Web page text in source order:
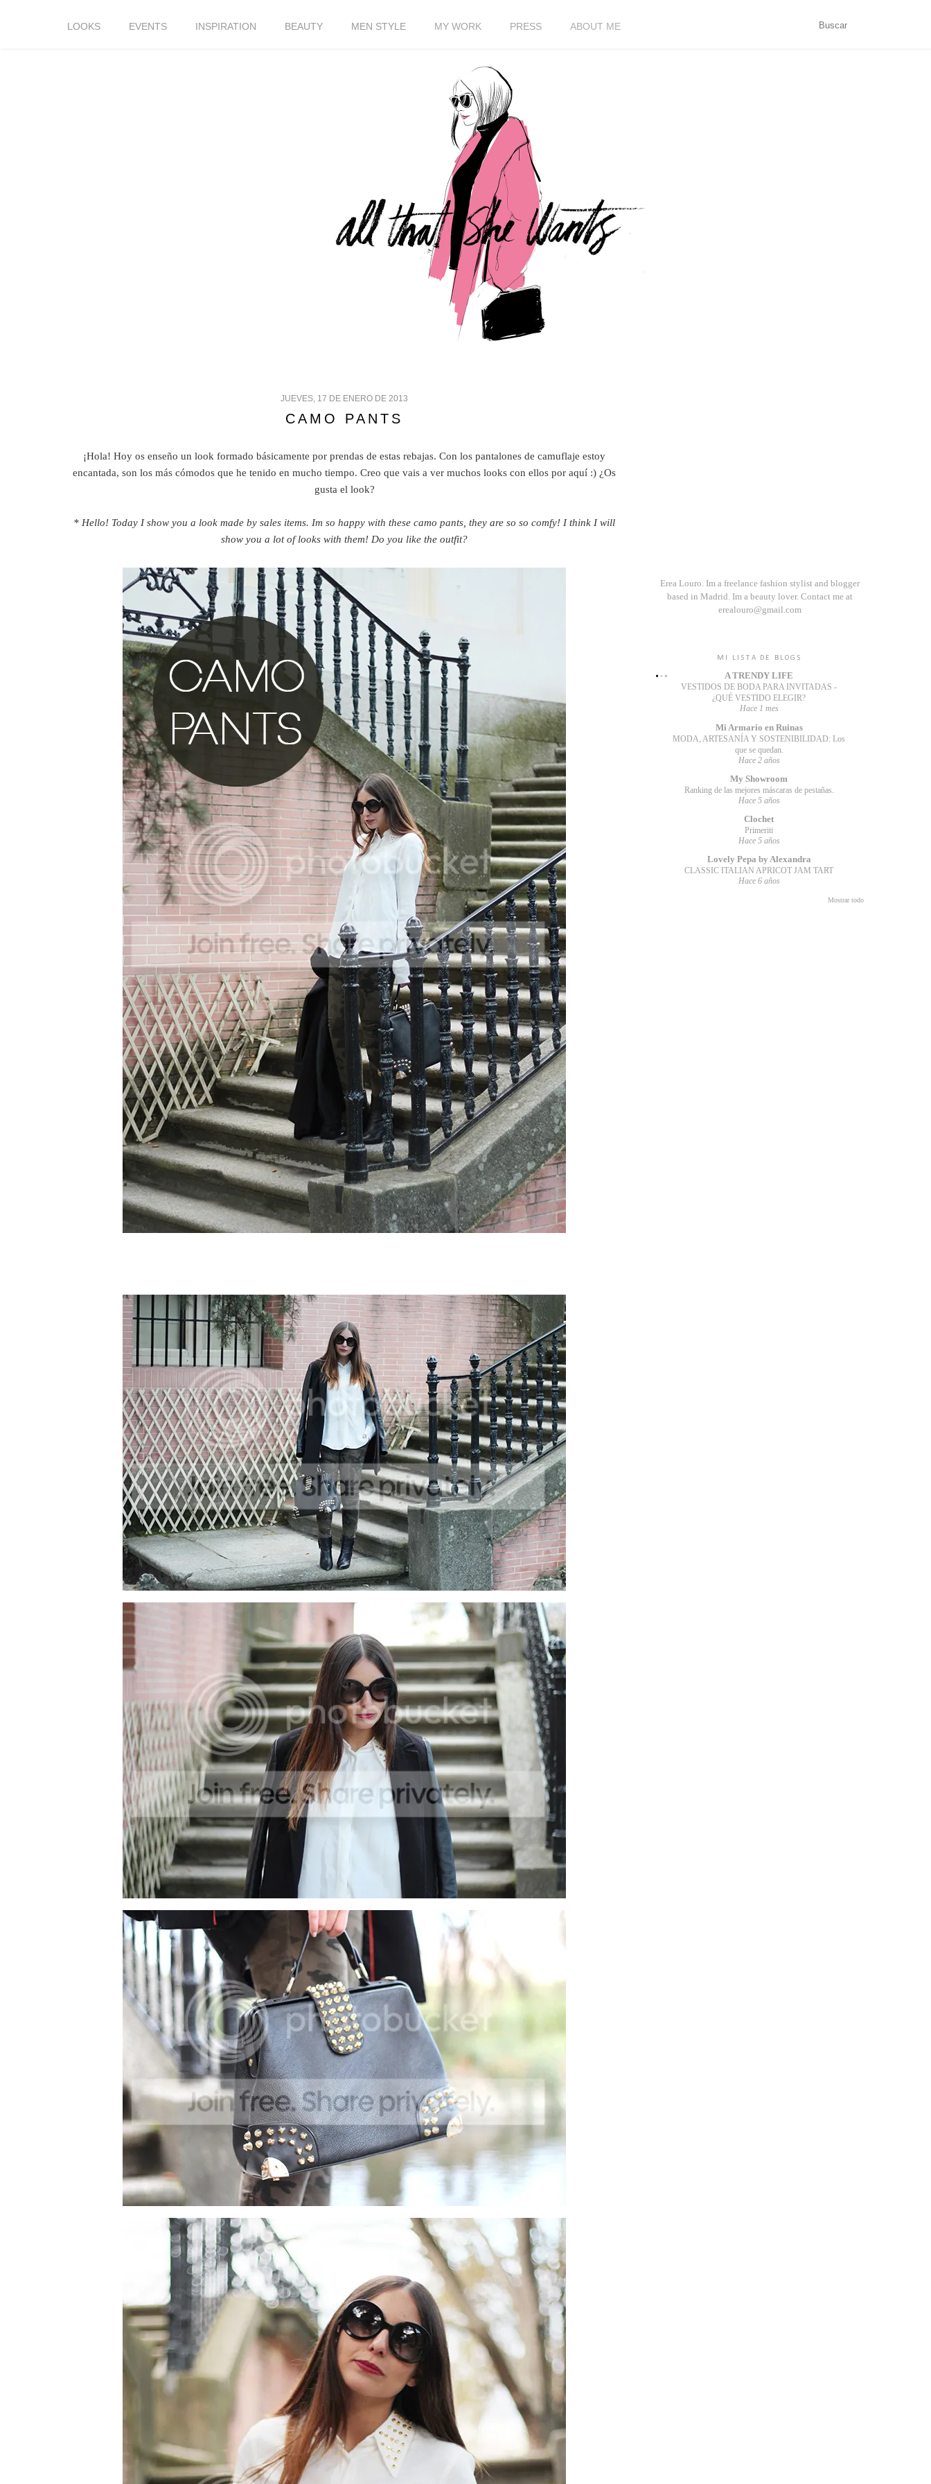
LOOKS EVENTS INSPIRATION BEAUTY MEN STYLE MY WORK PRESS ABOUT ME
JUEVES, 17 DE ENERO DE 2013
CAMO PANTS
¡Hola! Hoy os enseño un look formado básicamente por prendas de estas rebajas. Con los pantalones de camuflaje estoy
encantada, son los más cómodos que he tenido en mucho tiempo. Creo que vais a ver muchos looks con ellos por aquí :) ¿Os
gusta el look?
* Hello! Today I show you a look made by sales items. Im so happy with these camo pants, they are so so comfy! I think I will
show you a lot of looks with them! Do you like the outfit?
Erea Louro. Im a freelance fashion stylist and blogger
based in Madrid. Im a beauty lover. Contact me at
erealouro@gmail.com
MI LISTA DE BLOGS
A TRENDY LIFE
VESTIDOS DE BODA PARA INVITADAS -
¿QUÉ VESTIDO ELEGIR?
Hace 1 mes
Mi Armario en Ruinas
MODA, ARTESANÍA Y SOSTENIBILIDAD: Los
que se quedan.
Hace 2 años
My Showroom
Ranking de las mejores máscaras de pestañas.
Hace 5 años
Clochet
Primeriti
Hace 5 años
Lovely Pepa by Alexandra
CLASSIC ITALIAN APRICOT JAM TART
Hace 6 años
Mostrar todo